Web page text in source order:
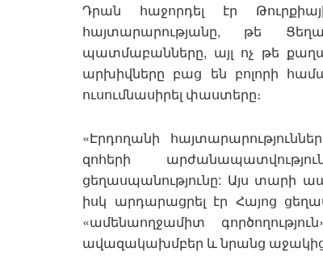
Դրան հաջորդել էր
հայտարարությանը, թե
պատմաբանները, այլ ոչ թե
արխիվները բաց են բոլորի
ուսումնասիրել փաստերը։
«Էրդողանի
զոհերի
ցեղասպանությունը: Այս տարի
իսկ արդարացրել էր Հայոց
«ամենաողջամիտ
ավազակախմբեր և նրանց